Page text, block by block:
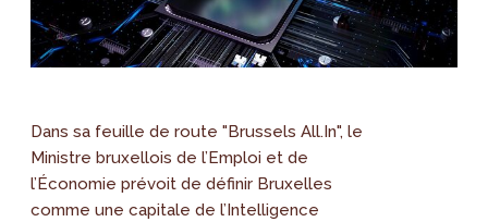
Dans sa feuille de route "Brussels All.In", le
Ministre bruxellois de l’Emploi et de
l’Économie prévoit de définir Bruxelles
comme une capitale de l’Intelligence